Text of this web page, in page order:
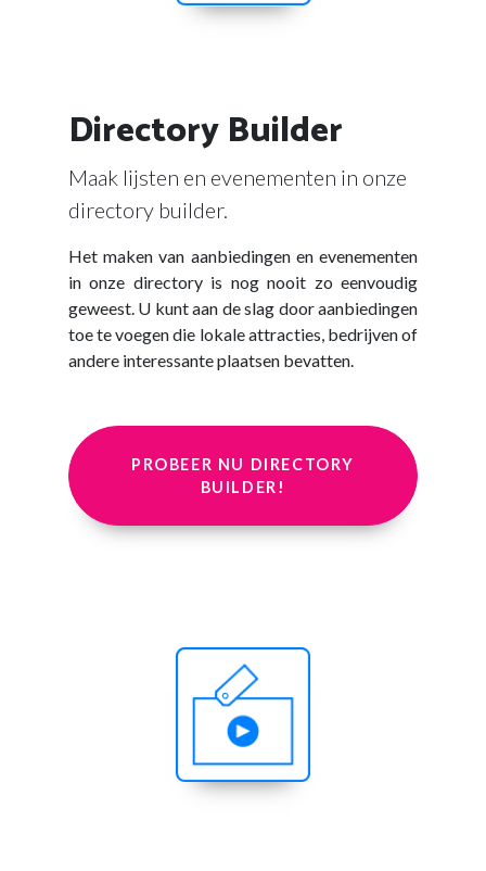
Directory Builder
Maak lijsten en evenementen in onze
directory builder.
Het maken van aanbiedingen en evenementen
in onze directory is nog nooit zo eenvoudig
geweest. U kunt aan de slag door aanbiedingen
toe te voegen die lokale attracties, bedrijven of
andere interessante plaatsen bevatten.
PROBEER NU DIRECTORY
BUILDER!